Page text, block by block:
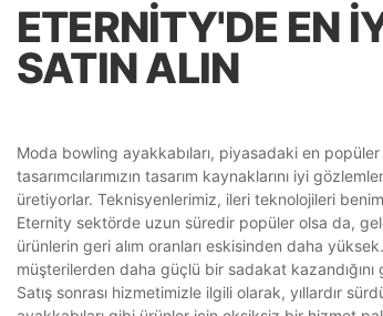
ETERNITY'DE EN
SATIN ALIN
Moda bowling ayakkabıları, piyasadaki en
tasarımcılarımızın tasarım kaynaklarını iyi
üretiyorlar. Teknisyenlerimiz, ileri teknolojileri
Eternity sektörde uzun süredir popüler olsa da,
ürünlerin geri alım oranları eskisinden daha
müşterilerden daha güçlü bir sadakat kazandığını
Satış sonrası hizmetimizle ilgili olarak, yıllardır